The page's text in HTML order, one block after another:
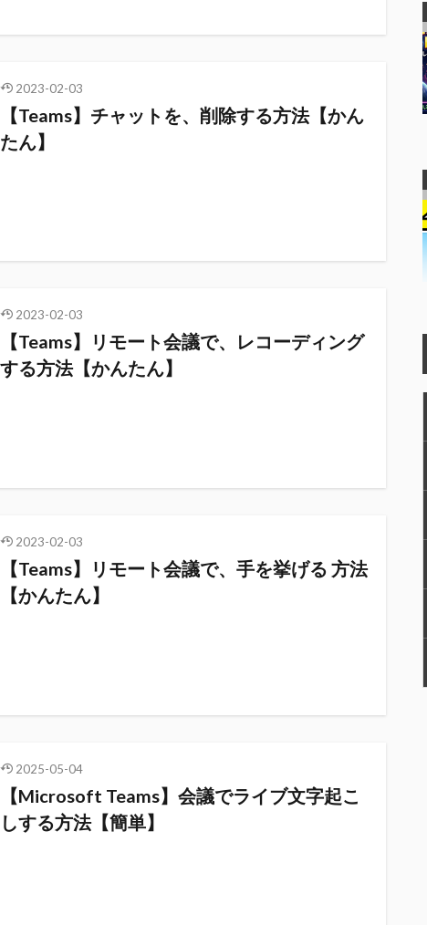
2023-02-03
【Teams】チャットを、削除する方法【かん
たん】
2023-02-03
【Teams】リモート会議で、レコーディング
する方法【かんたん】
2023-02-03
【Teams】リモート会議で、手を挙げる 方法
【かんたん】
2025-05-04
【Microsoft Teams】会議でライブ文字起こ
しする方法【簡単】